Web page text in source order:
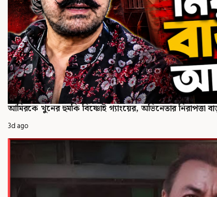
আমিরকে খুনের হুমকি বিষ্ণোই গ্যাংয়ের, অভিনেতার নিরাপত্তা
3d ago